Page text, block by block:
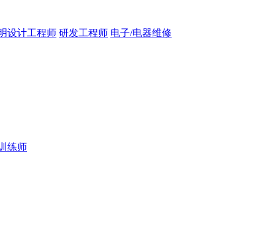
设计工程师 研发工程师 电子/电器维修
练师